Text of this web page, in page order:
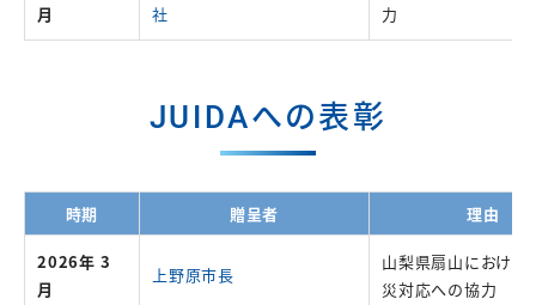
月
社
力
JUIDAへの表彰
時期 贈呈者 理由
2026年 3
月
上野原市長
山梨県扇山における
災対応への協力